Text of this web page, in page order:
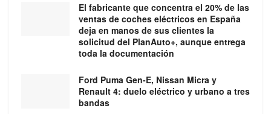
El fabricante que concentra el 20% de las
ventas de coches eléctricos en España
deja en manos de sus clientes la
solicitud del PlanAuto+, aunque entrega
toda la documentación
Ford Puma Gen-E, Nissan Micra y
Renault 4: duelo eléctrico y urbano a tres
bandas